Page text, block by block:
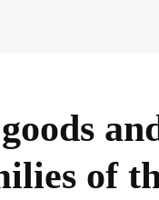
of